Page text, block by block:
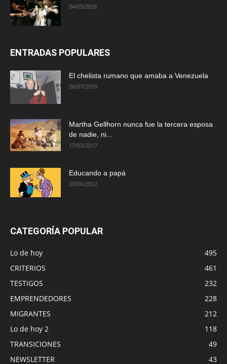
04/05/2026
ENTRADAS POPULARES
El chelista rumano que amaba a Venezuela
06/07/2019
Martha Gellhorn nunca fue la tercera esposa
de nadie, ni...
17/03/2017
Educando a papá
20/06/2022
CATEGORÍA POPULAR
Lo de hoy
495
CRITERIOS
461
TESTIGOS
232
EMPRENDEDORES
228
MIGRANTES
212
Lo de hoy 2
118
TRANSICIONES
49
NEWSLETTER
43